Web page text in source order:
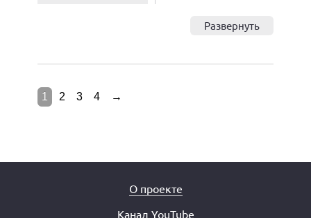
Развернуть
1 2 3 4 →
О проекте
Канал YouTube